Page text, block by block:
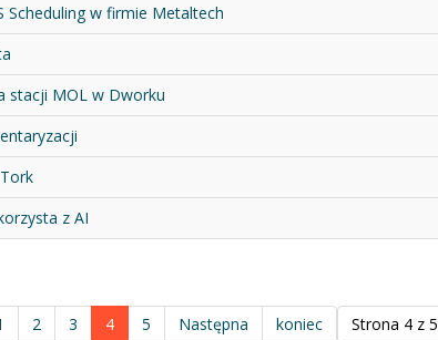
Scheduling w firmie Metaltech
stacji MOL w Dworku
z AI
Strona 4 z 5
2 3 4 5 Następna koniec